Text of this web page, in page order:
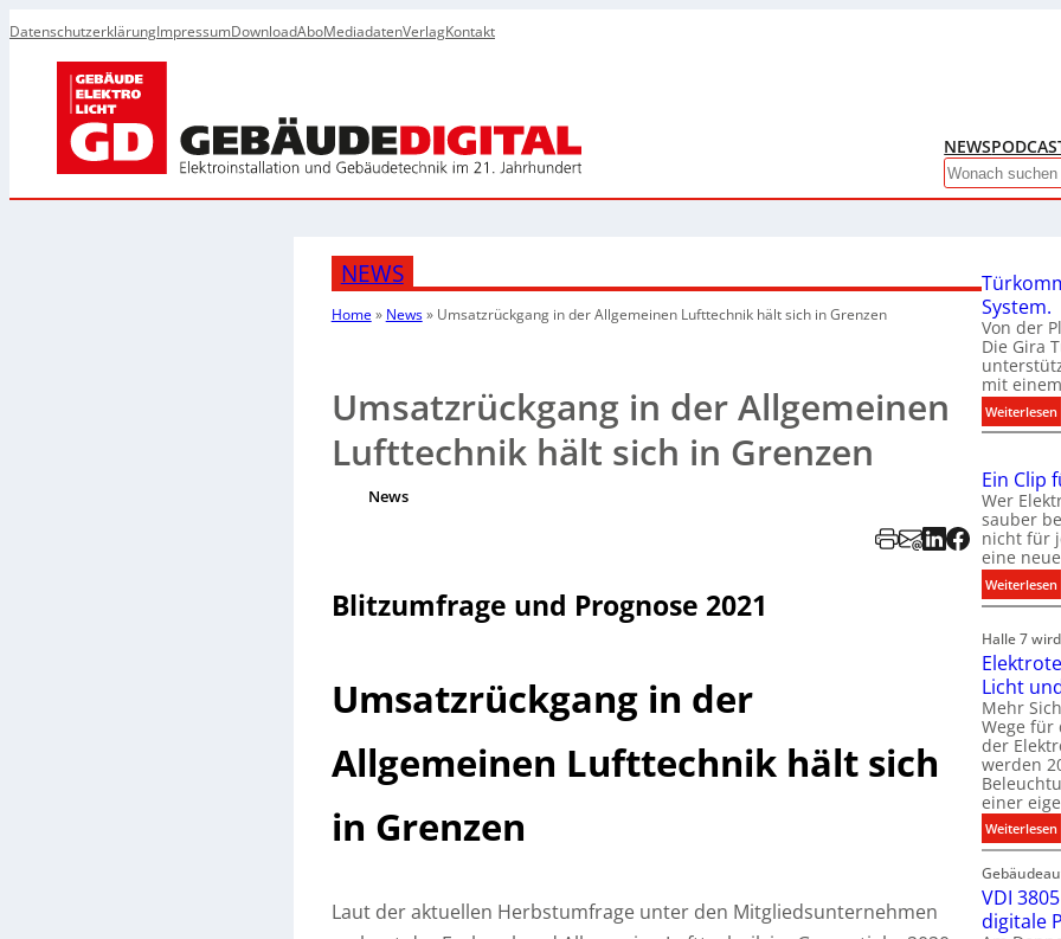
DatenschutzerklärungImpressumDownloadAboMediadatenVerlagKontakt
NEWS
Search
NEWS
Home» News» Umsatzrückgang in der Allgemeinen Lufttechnik hält sich in Grenzen
Umsatzrückgang in der Allgemeinen
Lufttechnik hält sich in Grenzen
News
Blitzumfrage und Prognose 2021
Umsatzrückgang in der
Allgemeinen Lufttechnik hält sich
in Grenzen
Laut der aktuellen Herbstumfrage unter den Mitgliedsunternehmen
System.
Von der
Die Gira
mit
Weiterlesen:
r
u
i
k
t
i
i
t
s
t
Ein Clip
Wer
sauber
nicht für
eine
Weiterlesen:
l
i
f
r
a
l
l
e
Halle 7
Licht
Mehr
Wege für
der
werden
einer
Weiterlesen:
l
e
k
VDI
digitale